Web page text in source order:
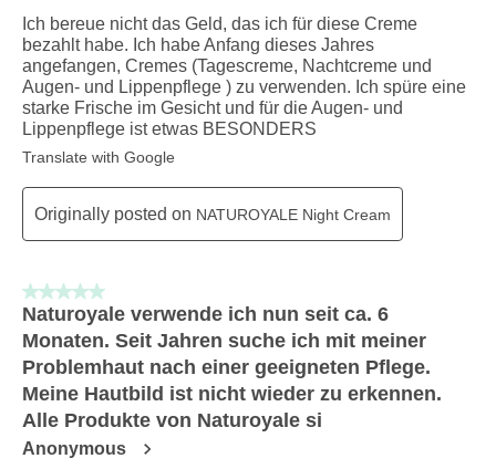
Ich bereue nicht das Geld, das ich für diese Creme
bezahlt habe. Ich habe Anfang dieses Jahres
angefangen, Cremes (Tagescreme, Nachtcreme und
Augen- und Lippenpflege ) zu verwenden. Ich spüre eine
starke Frische im Gesicht und für die Augen- und
Lippenpflege ist etwas BESONDERS
Translate with Google
Originally posted on NATUROYALE Night Cream
5 out of 5 stars.
Naturoyale verwende ich nun seit ca. 6
Monaten. Seit Jahren suche ich mit meiner
Problemhaut nach einer geeigneten Pflege.
Meine Hautbild ist nicht wieder zu erkennen.
Alle Produkte von Naturoyale si
Anonymous